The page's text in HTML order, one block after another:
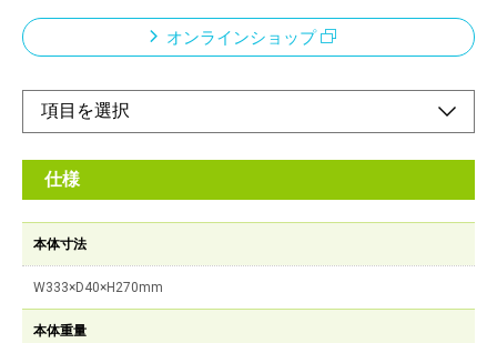
オンラインショップ
仕様
本体寸法
W333×D40×H270mm
本体重量